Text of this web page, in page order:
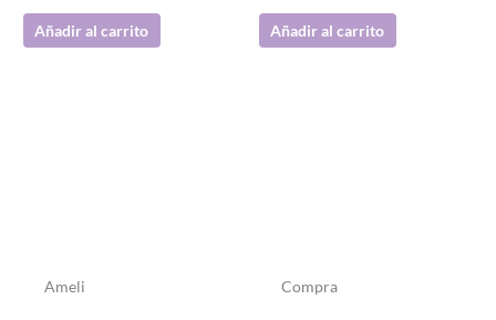
Añadir al carrito Añadir al carrito
Ameli Compra